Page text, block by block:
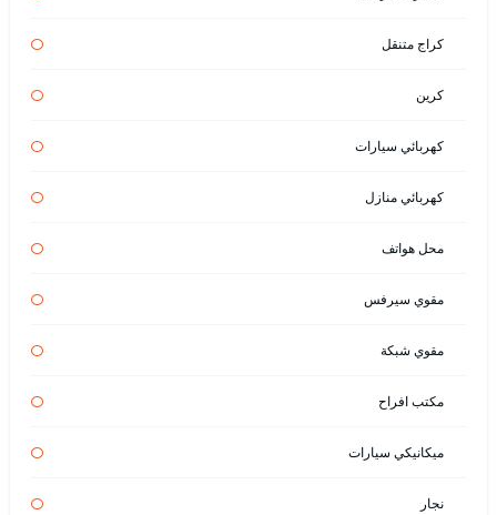
كراج متنقل
كرين
كهربائي سيارات
كهربائي منازل
محل هواتف
مقوي سيرفس
مقوي شبكة
مكتب افراح
ميكانيكي سيارات
نجار